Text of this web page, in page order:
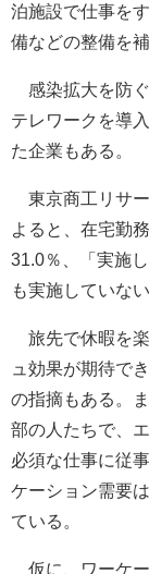
泊施設で仕事を
備などの整備を補
感染拡大を防ぐ
テレワークを導
た企業もある。
東京商工リサ
よると、在宅勤
31.0％、「実施
も実施していな
旅先で休暇を
ュ効果が期待で
の指摘もある。
部の人たちで、
必須な仕事に従
ケーション需要
ている。
仮に、ワーケ